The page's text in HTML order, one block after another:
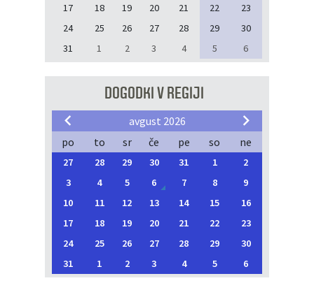
17
18 19 20 21 22
23
24
25 26 27 28 29
30
31
1 2 3 4 5 6
DOGODKI V REGIJI
avgust 2026
po
to sr če pe so ne
27 28 29 30 31 1
2
3
4 5 6 7 8
9
10
11 12 13 14 15
16
17
18 19 20 21 22
23
24
25 26 27 28 29
30
31
1 2 3 4 5 6